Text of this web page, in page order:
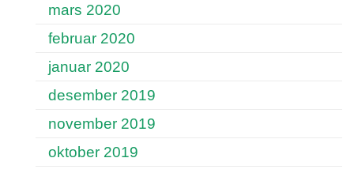
mars 2020
februar 2020
januar 2020
desember 2019
november 2019
oktober 2019